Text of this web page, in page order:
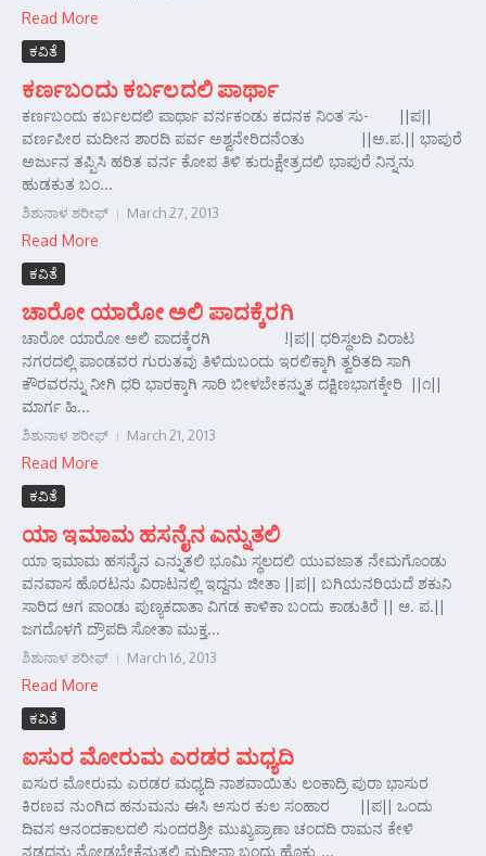
Read More
ಕವಿತೆ
ಕರ್ಣಬಂದು ಕರ್ಬಲದಲಿ ಪಾರ್ಥಾ
ಕರ್ಣಬಂದು ಕರ್ಬಲದಲಿ ಪಾರ್ಥಾ ವರ್ನಕಂಡು ಕದನಕ ನಿಂತ ಸು- ||ಪ||
ವರ್ಣಪೀಠ ಮದೀನ ಶಾರದಿ ಪರ್ವ ಅಶ್ವನೇರಿದನೆಂತು ||ಅ.ಪ.|| ಭಾಪುರೆ
ಅರ್ಜುನ ತಪ್ಪಿಸಿ ಹರಿತ ವರ್ನ ಕೋಪ ತಿಳಿ ಕುರುಕ್ಷೇತ್ರದಲಿ ಭಾಪುರೆ ನಿನ್ನನು
ಹುಡಕುತ ಬಂ...
ಶಿಶುನಾಳ ಶರೀಫ್ March 27, 2013
Read More
ಕವಿತೆ
ಚಾರೋ ಯಾರೋ ಅಲಿ ಪಾದಕ್ಕೆರಗಿ
ಚಾರೋ ಯಾರೋ ಅಲಿ ಪಾದಕ್ಕೆರಗಿ !|ಪ|| ಧರಿಸ್ಥಲದಿ ವಿರಾಟ
ನಗರದಲ್ಲಿ ಪಾಂಡವರ ಗುರುತವು ತಿಳಿದುಬಂದು ಇರಲಿಕ್ಕಾಗಿ ತ್ವರಿತದಿ ಸಾಗಿ
ಕೌರವರನ್ನು ನೀಗಿ ಧರಿ ಭಾರಕ್ಕಾಗಿ ಸಾರಿ ಬೀಳಬೇಕನ್ನುತ ದಕ್ಷಿಣಭಾಗಕ್ಕೇರಿ ||೧||
ಮಾರ್ಗ ಹಿ...
ಶಿಶುನಾಳ ಶರೀಫ್ March 21, 2013
Read More
ಕವಿತೆ
ಯಾ ಇಮಾಮ ಹಸನೈನ ಎನ್ನುತಲಿ
ಯಾ ಇಮಾಮ ಹಸನೈನ ಎನ್ನುತಲಿ ಭೂಮಿ ಸ್ಥಲದಲಿ ಯುವಜಾತ ನೇಮಗೊಂಡು
ವನವಾಸ ಹೊರಟನು ವಿರಾಟನಲ್ಲಿ ಇದ್ದನು ಜೀತಾ ||ಪ|| ಬಗಿಯನರಿಯದೆ ಶಕುನಿ
ಸಾರಿದ ಆಗ ಪಾಂಡು ಪುಣ್ಯಕದಾತಾ ವಿಗಡ ಕಾಳಿಕಾ ಬಂದು ಕಾಡುತಿರೆ || ಆ. ಪ.||
ಜಗದೊಳಗೆ ದ್ರೌಪದಿ ಸೋತಾ ಮುಕ್ತ...
ಶಿಶುನಾಳ ಶರೀಫ್ March 16, 2013
Read More
ಕವಿತೆ
ಐಸುರ ಮೋರುಮ ಎರಡರ ಮಧ್ಯದಿ
ಐಸುರ ಮೋರುಮ ಎರಡರ ಮಧ್ಯದಿ ನಾಶವಾಯಿತು ಲಂಕಾದ್ರಿ ಪುರಾ ಭಾಸುರ
ಕಿರಣವ ನುಂಗಿದ ಹನುಮನು ಈಸಿ ಅಸುರ ಕುಲ ಸಂಹಾರ ||ಪ|| ಒಂದು
ದಿವಸ ಆನಂದಕಾಲದಲಿ ಸುಂದರಶ್ರೀ ಮುಖ್ಯಪ್ರಾಣಾ ಚಂದದಿ ರಾಮನ ಕೇಳಿ
ನಡದನು ನೋಡಬೇಕೆನುತಲಿ ಮದೀನಾ ಬಂದು ಹೊಕ್ಕು ...